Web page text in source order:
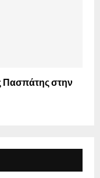
Πασπάτης στην